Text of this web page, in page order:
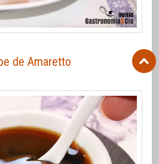
de Amaretto